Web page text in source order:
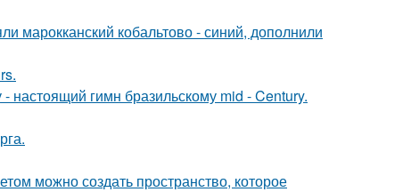
марокканский кобальтово - синий, дополнили
настоящий гимн бразильскому mid - Century.
можно создать пространство, которое